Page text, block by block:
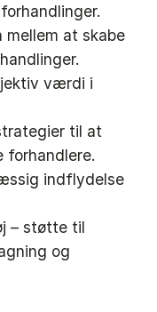
at skabe
værdi i
til at
forhandlere.
indflydelse
– støtte til
og